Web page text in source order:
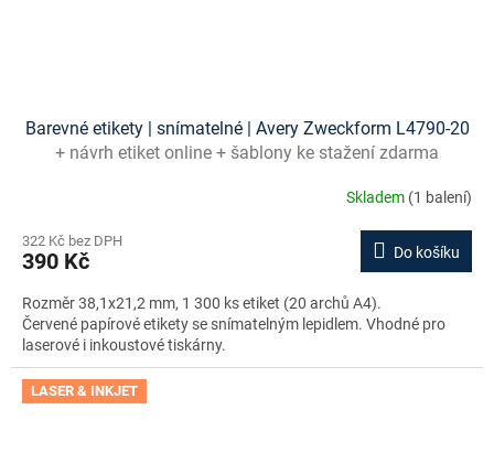
Barevné etikety | snímatelné | Avery Zweckform L4790-20
+ návrh etiket online + šablony ke stažení zdarma
Skladem (1 balení)
322 Kč bez DPH
390 Kč Do košíku
Rozměr 38,1x21,2 mm, 1 300 ks etiket (20 archů A4).
Červené papírové etikety se snímatelným lepidlem. Vhodné pro
laserové i inkoustové tiskárny.
LASER & INKJET